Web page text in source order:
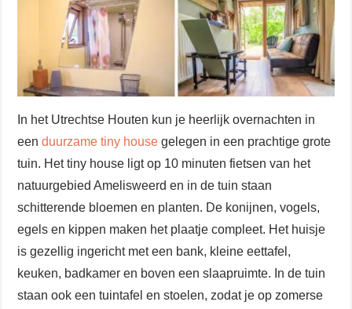
In het Utrechtse Houten kun je heerlijk overnachten in
eenduurzame tiny house gelegen in een prachtige grote
tuin. Het tiny house ligt op 10 minuten fietsen van het
natuurgebied Amelisweerd en in de tuin staan
schitterende bloemen en planten. De konijnen, vogels,
egels en kippen maken het plaatje compleet. Het huisje
is gezellig ingericht met een bank, kleine eettafel,
keuken, badkamer en boven een slaapruimte. In de tuin
staan ook een tuintafel en stoelen, zodat je op zomerse